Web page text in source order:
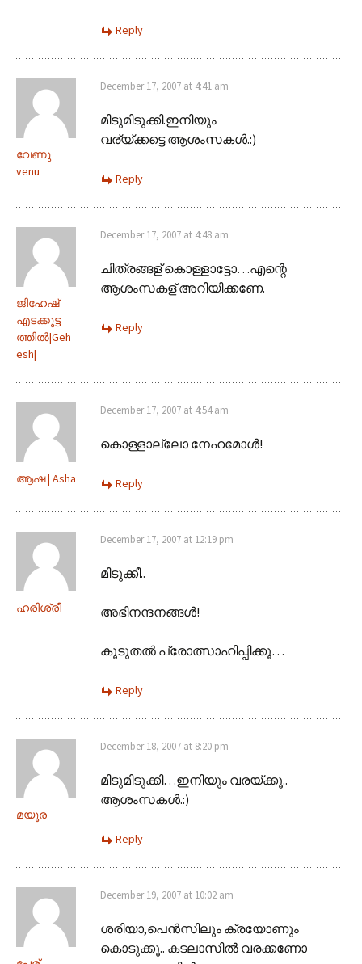
Reply
വേണു
venu
December 17, 2007 at 4:41 am
മിടുമിടുക്കി.ഇനിയും
വര്യ്ക്കട്ടെ.ആശംസകള്‍‍.:)
Reply
ജിഹേഷ്
എടക്കൂട്ട
ത്തില്‍|Geh
esh|
December 17, 2007 at 4:48 am
ചിത്രങ്ങള് കൊള്ളാട്ടോ…എന്റെ
ആശംസകള് അറിയിക്കണേ.
Reply
ആഷ | Asha
December 17, 2007 at 4:54 am
കൊള്ളാല്ലോ നേഹമോള്‍!
Reply
ഹരിശ്രീ
December 17, 2007 at 12:19 pm
മിടുക്കീ..
അഭിനന്ദനങ്ങള്‍!
കൂടുതല്‍ പ്രോത്സാഹിപ്പിക്കൂ…
Reply
മയൂര
December 18, 2007 at 8:20 pm
മിടുമിടുക്കി…ഇനിയും വരയ്ക്കൂ..
ആശംസകള്‍‍.:)
Reply
December 19, 2007 at 10:02 am
ശരിയാ,പെന്‍സിലും ക്രയോണും
കൊടുക്കൂ.. കടലാസില്‍ വരക്കണോ